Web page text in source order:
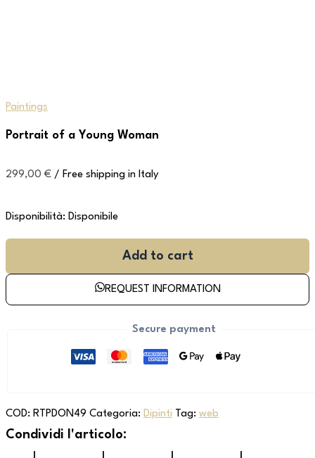
Paintings
Portrait of a Young Woman
299,00 € / Free shipping in Italy
Disponibilità: Disponibile
Add to cart
REQUEST INFORMATION
Secure payment
COD: RTPDON49 Categoria: Dipinti Tag: web